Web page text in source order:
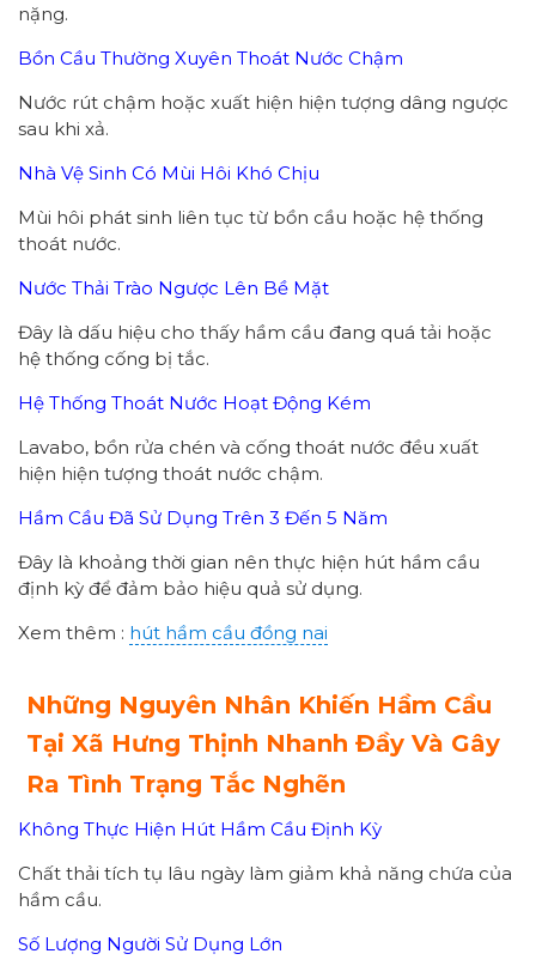
nặng.
Bồn Cầu Thường Xuyên Thoát Nước Chậm
Nước rút chậm hoặc xuất hiện hiện tượng dâng ngược
sau khi xả.
Nhà Vệ Sinh Có Mùi Hôi Khó Chịu
Mùi hôi phát sinh liên tục từ bồn cầu hoặc hệ thống
thoát nước.
Nước Thải Trào Ngược Lên Bề Mặt
Đây là dấu hiệu cho thấy hầm cầu đang quá tải hoặc
hệ thống cống bị tắc.
Hệ Thống Thoát Nước Hoạt Động Kém
Lavabo, bồn rửa chén và cống thoát nước đều xuất
hiện hiện tượng thoát nước chậm.
Hầm Cầu Đã Sử Dụng Trên 3 Đến 5 Năm
Đây là khoảng thời gian nên thực hiện hút hầm cầu
định kỳ để đảm bảo hiệu quả sử dụng.
Xem thêm : hút hầm cầu đồng nai
Những Nguyên Nhân Khiến Hầm Cầu
Tại Xã Hưng Thịnh Nhanh Đầy Và Gây
Ra Tình Trạng Tắc Nghẽn
Không Thực Hiện Hút Hầm Cầu Định Kỳ
Chất thải tích tụ lâu ngày làm giảm khả năng chứa của
hầm cầu.
Số Lượng Người Sử Dụng Lớn